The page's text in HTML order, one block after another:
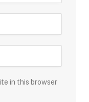
in this browser